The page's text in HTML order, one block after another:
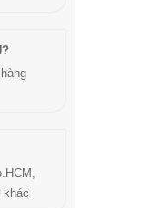
khác